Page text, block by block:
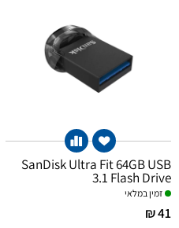
SanDisk Ultra Fit 64GB USB
3.1 Flash Drive
זמין במלאי
41 ₪